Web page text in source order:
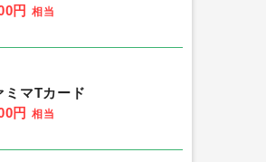
円 相当
ミマTカード
円 相当